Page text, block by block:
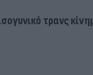
τρανς